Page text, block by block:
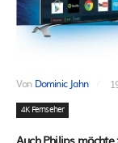
Von Dominic Jahn
4K Fernseher